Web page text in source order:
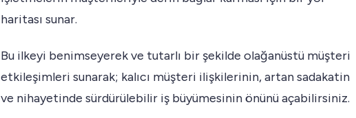
haritası sunar.
Bu ilkeyi benimseyerek ve tutarlı bir şekilde olağanüstü müşteri
etkileşimleri sunarak; kalıcı müşteri ilişkilerinin, artan sadakatin
ve nihayetinde sürdürülebilir iş büyümesinin önünü açabilirsiniz.